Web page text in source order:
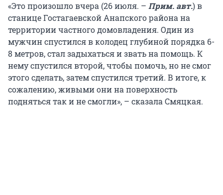
«Это произошло вчера (26 июля. – Прим. авт.) в
станице Гостагаевской Анапского района на
территории частного домовладения. Один из
мужчин спустился в колодец глубиной порядка 6-
8 метров, стал задыхаться и звать на помощь. К
нему спустился второй, чтобы помочь, но не смог
этого сделать, затем спустился третий. В итоге, к
сожалению, живыми они на поверхность
подняться так и не смогли», – сказала Смяцкая.